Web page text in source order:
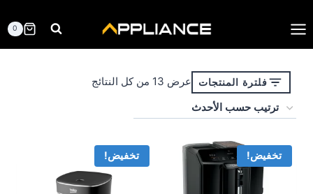
إلى
المحتوى
0
فلترة المنتجات عرض ⁦13⁩ من كل النتائج
تخفيض! تخفيض!